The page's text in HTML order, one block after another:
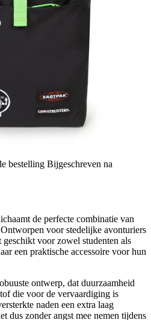
bestelling Bijgeschreven na
de perfecte combinatie van
voor stedelijke avonturiers
geschikt voor zowel studenten als
een praktische accessoire voor hun
ontwerp, dat duurzaamheid
die voor de vervaardiging is
naden een extra laag
dus zonder angst mee nemen tijdens